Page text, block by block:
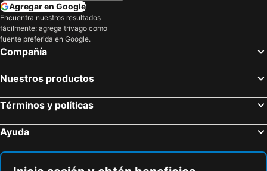
Agregar en Google
Encuentra nuestros resultados
fácilmente: agrega trivago como
fuente preferida en Google.
Compañía
Nuestros productos
Términos y políticas
Ayuda